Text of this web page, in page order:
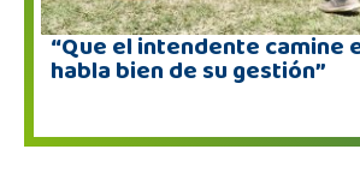
“Que el intendente camine
habla bien de su gestión”